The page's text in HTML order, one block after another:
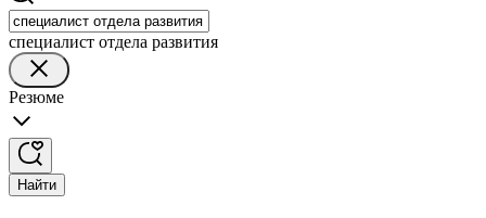
специалист отдела развития
Резюме
Найти